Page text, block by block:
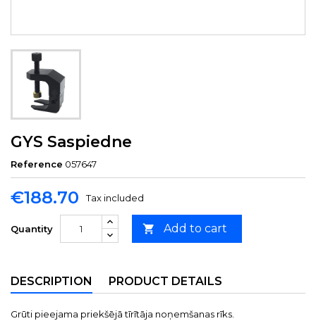
GYS Saspiedne
Reference 057647
€188.70 Tax included
Quantity  Add to cart
DESCRIPTION PRODUCT DETAILS
Grūti pieejama priekšējā tīrītāja noņemšanas rīks.